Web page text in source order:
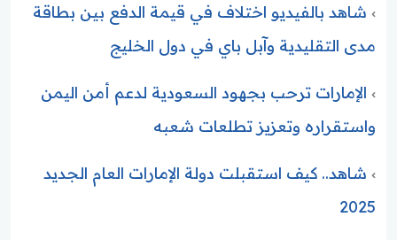
شاهد بالفيديو اختلاف في قيمة الدفع بين بطاقة
مدى التقليدية وآبل باي في دول الخليج
الإمارات ترحب بجهود السعودية لدعم أمن اليمن
واستقراره وتعزيز تطلعات شعبه
شاهد.. كيف استقبلت دولة الإمارات العام الجديد
2025